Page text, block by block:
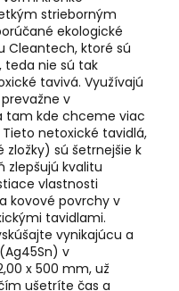
strieborným
ekologické
Cleantech, ktoré sú
teda nie sú tak
tavivá. Využívajú
v
tam kde chceme viac
netoxické tavidlá,
sú šetrnejšie k
zlepšujú kvalitu
vlastnosti
kovové povrchy v
tavidlami.
vynikajúcu a
v
x 500 mm, už
ušetríte čas a